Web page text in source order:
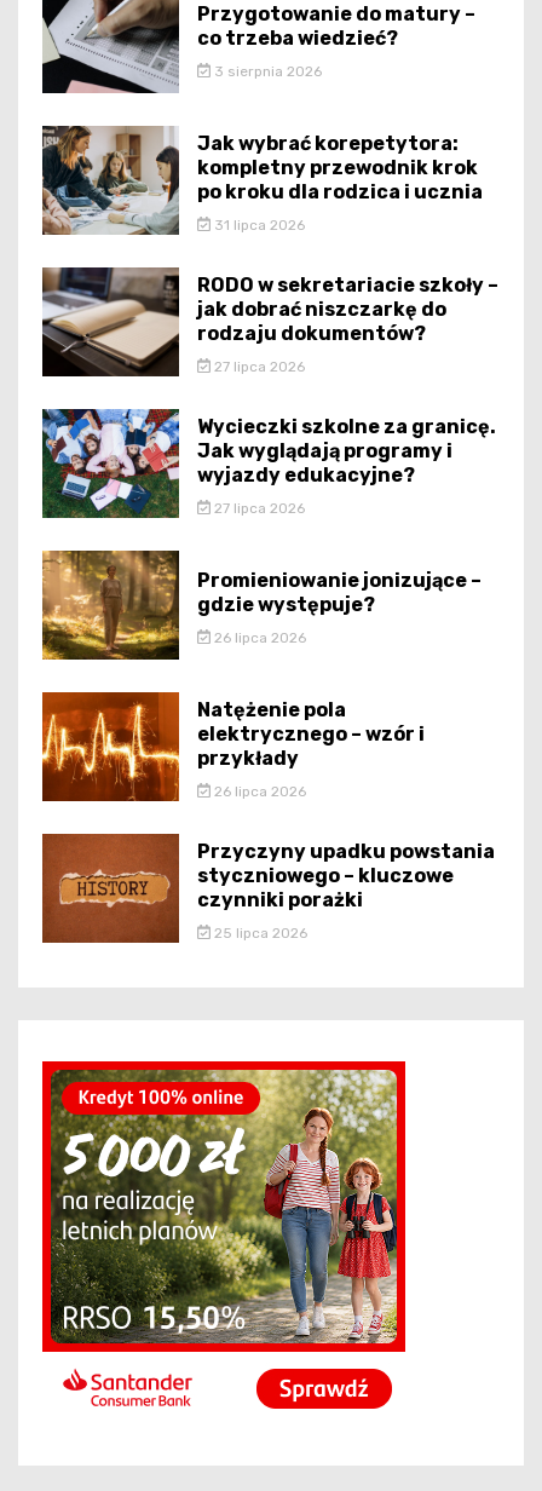
Przygotowanie do matury –
co trzeba wiedzieć?
3 sierpnia 2026
Jak wybrać korepetytora:
kompletny przewodnik krok
po kroku dla rodzica i ucznia
31 lipca 2026
RODO w sekretariacie szkoły –
jak dobrać niszczarkę do
rodzaju dokumentów?
27 lipca 2026
Wycieczki szkolne za granicę.
Jak wyglądają programy i
wyjazdy edukacyjne?
27 lipca 2026
Promieniowanie jonizujące –
gdzie występuje?
26 lipca 2026
Natężenie pola
elektrycznego – wzór i
przykłady
26 lipca 2026
Przyczyny upadku powstania
styczniowego – kluczowe
czynniki porażki
25 lipca 2026